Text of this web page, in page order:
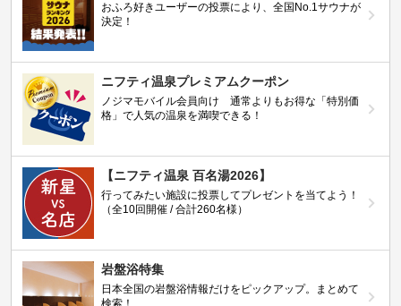
おふろ好きユーザーの投票により、全国No.1サウナが
決定！
ニフティ温泉プレミアムクーポン
ノジマモバイル会員向け 通常よりもお得な「特別価
格」で人気の温泉を満喫できる！
【ニフティ温泉 百名湯2026】
行ってみたい施設に投票してプレゼントを当てよう！
（全10回開催 / 合計260名様）
岩盤浴特集
日本全国の岩盤浴情報だけをピックアップ。まとめて
検索！